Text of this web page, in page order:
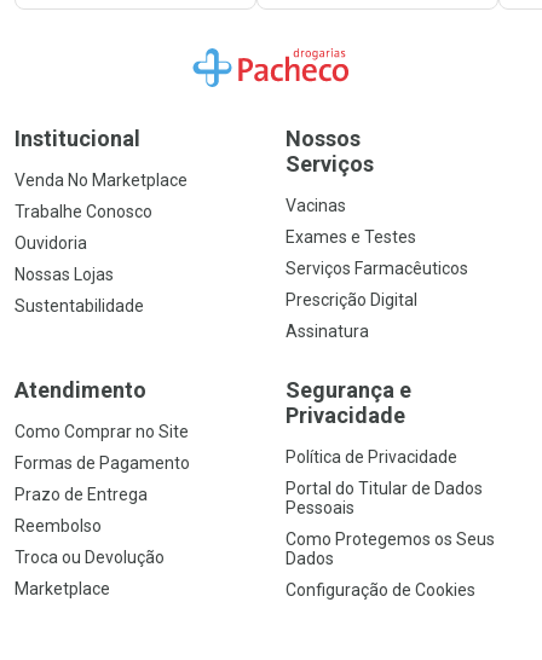
Ir para a Home
Institucional
Venda No Marketplace
Trabalhe Conosco
Ouvidoria
Nossas Lojas
Sustentabilidade
Nossos
Serviços
Vacinas
Exames e Testes
Serviços Farmacêuticos
Prescrição Digital
Assinatura
Atendimento
Como Comprar no Site
Formas de Pagamento
Prazo de Entrega
Reembolso
Troca ou Devolução
Marketplace
Segurança e
Privacidade
Política de Privacidade
Portal do Titular de Dados
Pessoais
Como Protegemos os Seus
Dados
Configuração de Cookies